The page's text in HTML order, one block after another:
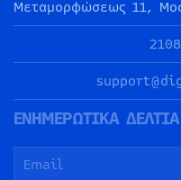
Μεταμορφώσεως 11,
ΕΝΗΜΕΡΩΤΙΚΑ ΔΕΛΤΙΑ